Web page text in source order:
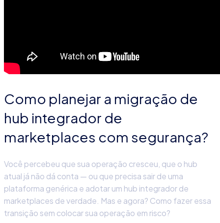
Como planejar a migração de
hub integrador de
marketplaces com segurança?
Você percebeu que sua operação cresceu, que o hub
atual já não dá conta — ou que precisa sair de uma
plataforma genérica e adotar um hub integrador de
marketplaces de verdade. Mas e agora? Como fazer essa
transição sem colocar sua operação em risco?